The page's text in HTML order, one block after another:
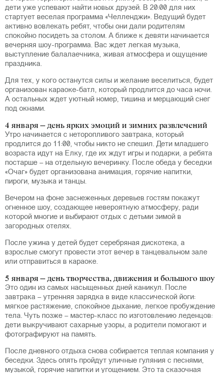
дети уже успевают найти новых друзей. В 20:00 для них
стартует веселая программа «Челленджи». Ведущий будет
активно вовлекать ребят, чтобы они дали родителям
спокойно посидеть за столом. А ближе к девяти начинается
вечерняя шоу-программа. Вас ждет легкая музыка,
выступление балалаечника, живая атмосфера и ощущение
праздника.
Для тех, у кого останутся силы и желание веселиться, будет
организован караоке-батл, который продлится до часа ночи.
А остальных ждет уютный номер, тишина и мерцающий снег
под окнами.
4 января – день ярких эмоций и зимних развлечений
Утро начинается с неторопливого завтрака, который
продлится до 11:00, чтобы никто не спешил. Дети младшего
возраста идут на Елку, где их ждут игры и подарки, а ребята
постарше – на отдельную вечеринку. После обеда у беседки
«Очаг» будет организована анимация, горячие напитки,
пироги, музыка и танцы.
Вечером на фоне заснеженных деревьев гостям покажут
огненное шоу, создающее невероятную атмосферу, ради
которой многие и выбирают отдых с детьми зимой в
загородных отелях.
После ужина у детей будет серебряная дискотека, а
взрослые смогут провести этот вечер в танцевальном зале
или отправиться в караоке.
5 января – день творчества, движения и большого шоу
Это один из самых насыщенных дней каникул. После
завтрака – утренняя зарядка в виде классической йоги:
мягкое растяжение, спокойное дыхание, легкое пробуждение
тела. Чуть позже – мастер-класс по изготовлению леденцов:
дети выкручивают сахарные узоры, а родители помогают и
фотографируют на память.
После дневного отдыха снова собирается теплая компания у
беседки. Здесь опять пройдут уличные гуляния с песнями,
музыкой, горячие напитки и угощением. Это та сказочная